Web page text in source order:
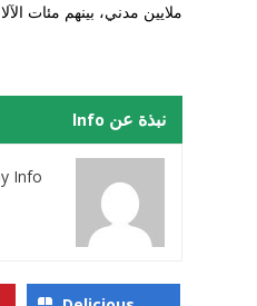
ملايين مدني، بينهم مئات
نبذة عن Info
Info